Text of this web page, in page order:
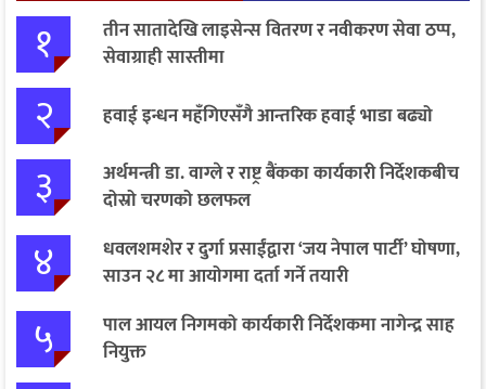
१
तीन सातादेखि लाइसेन्स वितरण र नवीकरण सेवा ठप्प,
सेवाग्राही सास्तीमा
२ हवाई इन्धन महँगिएसँगै आन्तरिक हवाई भाडा बढ्यो
३
अर्थमन्त्री डा. वाग्ले र राष्ट्र बैंकका कार्यकारी निर्देशकबीच
दोस्रो चरणको छलफल
४
धवलशमशेर र दुर्गा प्रसाईंद्वारा ‘जय नेपाल पार्टी’ घोषणा,
साउन २८ मा आयोगमा दर्ता गर्ने तयारी
५
पाल आयल निगमको कार्यकारी निर्देशकमा नागेन्द्र साह
नियुक्त